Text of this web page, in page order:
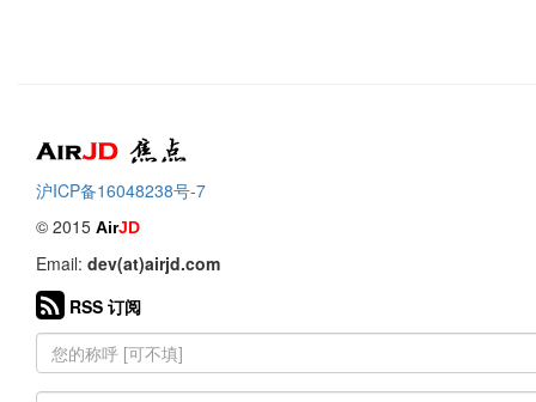
Air焦点
沪ICP备16048238号-7
© 2015 AirJD
Email: dev(at)airjd.com
RSS 订阅